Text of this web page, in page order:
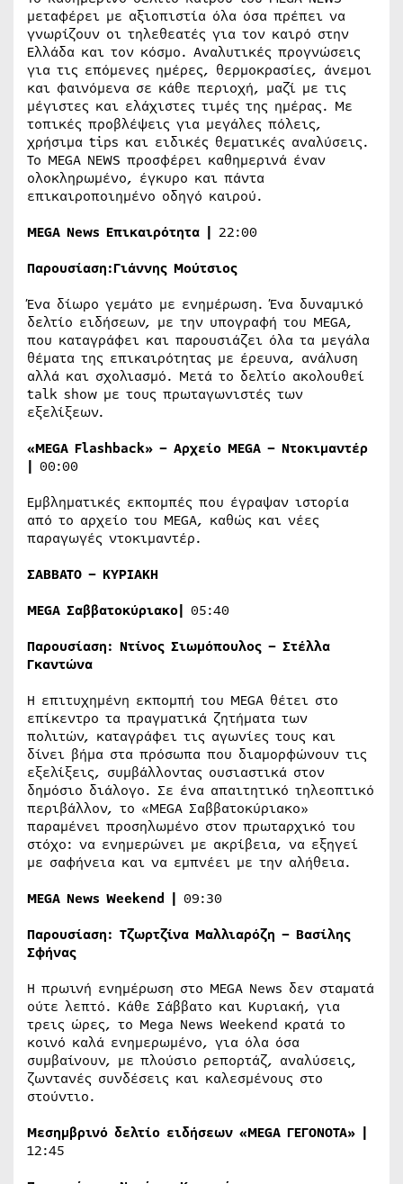
μεταφέρει με αξιοπιστία όλα όσα πρέπει να
γνωρίζουν οι τηλεθεατές για τον καιρό στην
Ελλάδα και τον κόσμο. Αναλυτικές προγνώσεις
για τις επόμενες ημέρες, θερμοκρασίες, άνεμοι
και φαινόμενα σε κάθε περιοχή, μαζί με τις
μέγιστες και ελάχιστες τιμές της ημέρας. Με
τοπικές προβλέψεις για μεγάλες πόλεις,
χρήσιμα tips και ειδικές θεματικές αναλύσεις.
Το MEGA NEWS προσφέρει καθημερινά έναν
ολοκληρωμένο, έγκυρο και πάντα
επικαιροποιημένο οδηγό καιρού.
MEGA Νews Επικαιρότητα | 22:00
Παρουσίαση:Γιάννης Μούτσιος
Ένα δίωρο γεμάτο με ενημέρωση. Ένα δυναμικό
δελτίο ειδήσεων, με την υπογραφή του MEGA,
που καταγράφει και παρουσιάζει όλα τα μεγάλα
θέματα της επικαιρότητας με έρευνα, ανάλυση
αλλά και σχολιασμό. Μετά το δελτίο ακολουθεί
talk show με τους πρωταγωνιστές των
εξελίξεων.
«MEGA Flashback» – Αρχείο MEGA – Ντοκιμαντέρ
| 00:00
Εμβληματικές εκπομπές που έγραψαν ιστορία
από το αρχείο του MEGA, καθώς και νέες
παραγωγές ντοκιμαντέρ.
ΣΑΒΒΑΤΟ – ΚΥΡΙΑΚΗ
MEGA Σαββατοκύριακο| 05:40
Παρουσίαση: Ντίνος Σιωμόπουλος – Στέλλα
Γκαντώνα
Η επιτυχημένη εκπομπή του MEGA θέτει στο
επίκεντρο τα πραγματικά ζητήματα των
πολιτών, καταγράφει τις αγωνίες τους και
δίνει βήμα στα πρόσωπα που διαμορφώνουν τις
εξελίξεις, συμβάλλοντας ουσιαστικά στον
δημόσιο διάλογο. Σε ένα απαιτητικό τηλεοπτικό
περιβάλλον, το «MEGA Σαββατοκύριακο»
παραμένει προσηλωμένο στον πρωταρχικό του
στόχο: να ενημερώνει με ακρίβεια, να εξηγεί
με σαφήνεια και να εμπνέει με την αλήθεια.
MEGA News Weekend | 09:30
Παρουσίαση: Τζωρτζίνα Μαλλιαρόζη – Βασίλης
Σφήνας
H πρωινή ενημέρωση στο MEGA News δεν σταματά
ούτε λεπτό. Κάθε Σάββατο και Κυριακή, για
τρεις ώρες, το Mega News Weekend κρατά το
κοινό καλά ενημερωμένο, για όλα όσα
συμβαίνουν, με πλούσιο ρεπορτάζ, αναλύσεις,
ζωντανές συνδέσεις και καλεσμένους στο
στούντιο.
Μεσημβρινό δελτίο ειδήσεων «MEGA ΓΕΓΟΝΟΤΑ» |
12:45